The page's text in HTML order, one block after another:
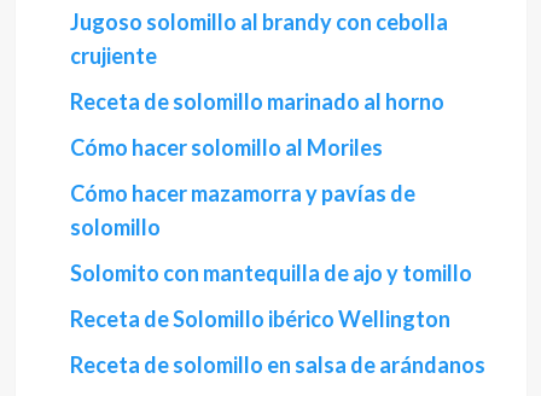
Jugoso solomillo al brandy con cebolla
crujiente
Receta de solomillo marinado al horno
Cómo hacer solomillo al Moriles
Cómo hacer mazamorra y pavías de
solomillo
Solomito con mantequilla de ajo y tomillo
Receta de Solomillo ibérico Wellington
Receta de solomillo en salsa de arándanos